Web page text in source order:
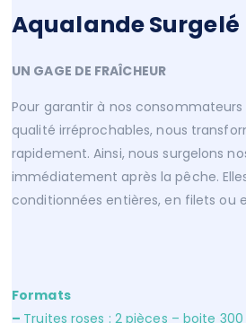
Aqualande Surgelé
UN GAGE DE FRAÎCHEUR
Pour garantir à nos
qualité irréprochables, nous
rapidement. Ainsi, nous surgelons
immédiatement après la pêche.
conditionnées entières, en filets ou
Formats
– Truites roses : 2 pièces – boite